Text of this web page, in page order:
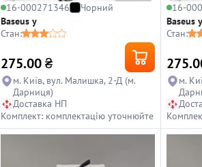
16-000271346
Чорний
Baseus y
Стан:
275.00 ₴
м. Київ, вул. Малишка, 2-Д (м.
Дарниця)
Доставка НП
Комплект: комплектацію уточнюйте
16-
Baseus y
Стан:
м.